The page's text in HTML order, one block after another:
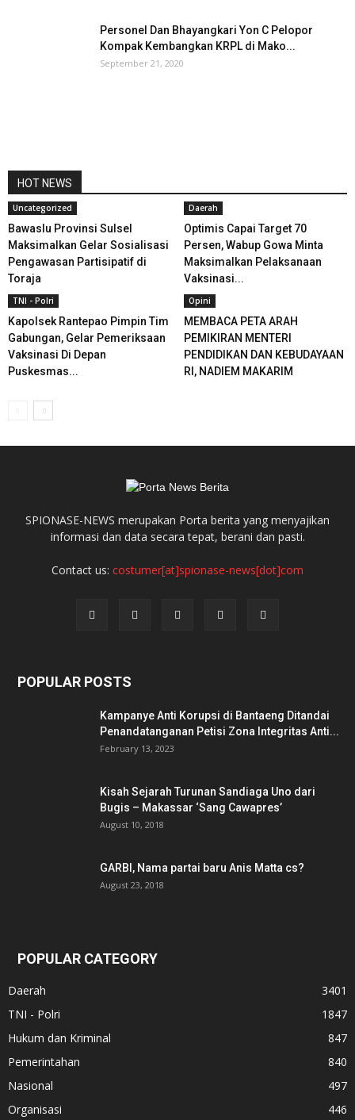
Personel Dan Bhayangkari Yon C Pelopor
Kompak Kembangkan KRPL di Mako...
September 21, 2020
HOT NEWS
Uncategorized
Bawaslu Provinsi Sulsel
Maksimalkan Gelar Sosialisasi
Pengawasan Partisipatif di
Toraja
Daerah
Optimis Capai Target 70
Persen, Wabup Gowa Minta
Maksimalkan Pelaksanaan
Vaksinasi...
TNI - Polri
Kapolsek Rantepao Pimpin Tim
Gabungan, Gelar Pemeriksaan
Vaksinasi Di Depan
Puskesmas...
Opini
MEMBACA PETA ARAH
PEMIKIRAN MENTERI
PENDIDIKAN DAN KEBUDAYAAN
RI, NADIEM MAKARIM
SPIONASE-NEWS merupakan Porta berita yang menyajikan
informasi dan data secara tepat, berani dan pasti.
Contact us: costumer[at]spionase-news[dot]com
POPULAR POSTS
Kampanye Anti Korupsi di Bantaeng Ditandai
Penandatanganan Petisi Zona Integritas Anti...
February 13, 2023
Kisah Sejarah Turunan Sandiaga Uno dari
Bugis – Makassar ‘Sang Cawapres’
August 10, 2018
GARBI, Nama partai baru Anis Matta cs?
August 23, 2018
POPULAR CATEGORY
Daerah
3401
TNI - Polri
1847
Hukum dan Kriminal
847
Pemerintahan
840
Nasional
497
Organisasi
446